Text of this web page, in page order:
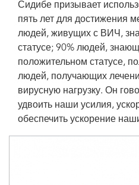
Сидибе призывает
пять лет для достижения
людей, живущих с ВИЧ,
статусе; 90% людей,
положительном статусе,
людей, получающих
вирусную нагрузку. Он
удвоить наши усилия,
обеспечить ускорение